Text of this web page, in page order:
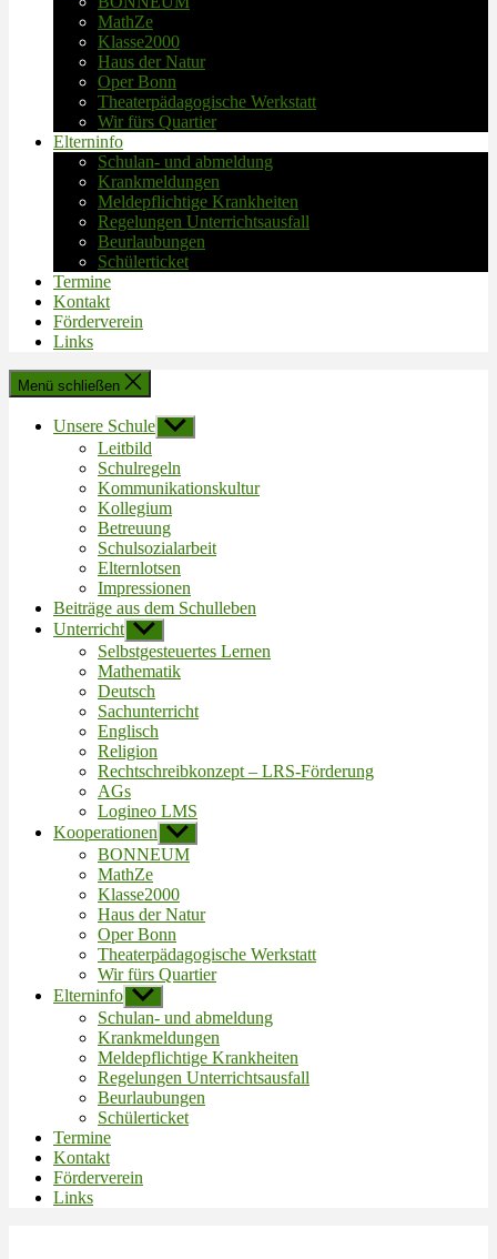
MathZe
Klasse2000
Haus der Natur
Oper Bonn
Theaterpädagogische Werkstatt
Wir fürs Quartier
Elterninfo
Schulan- und abmeldung
Krankmeldungen
Meldepflichtige Krankheiten
Regelungen Unterrichtsausfall
Beurlaubungen
Schülerticket
Termine
Kontakt
Förderverein
Links
Menü schließen
Unsere Schule Untermenü
anzeigen
Leitbild
Schulregeln
Kommunikationskultur
Kollegium
Betreuung
Schulsozialarbeit
Elternlotsen
Impressionen
Beiträge aus dem Schulleben
Unterricht Untermenü
anzeigen
Selbstgesteuertes Lernen
Mathematik
Deutsch
Sachunterricht
Englisch
Religion
Rechtschreibkonzept – LRS-Förderung
AGs
Logineo LMS
Kooperationen Untermenü
anzeigen
BONNEUM
MathZe
Klasse2000
Haus der Natur
Oper Bonn
Theaterpädagogische Werkstatt
Wir fürs Quartier
Elterninfo Untermenü
anzeigen
Schulan- und abmeldung
Krankmeldungen
Meldepflichtige Krankheiten
Regelungen Unterrichtsausfall
Beurlaubungen
Schülerticket
Termine
Kontakt
Förderverein
Links